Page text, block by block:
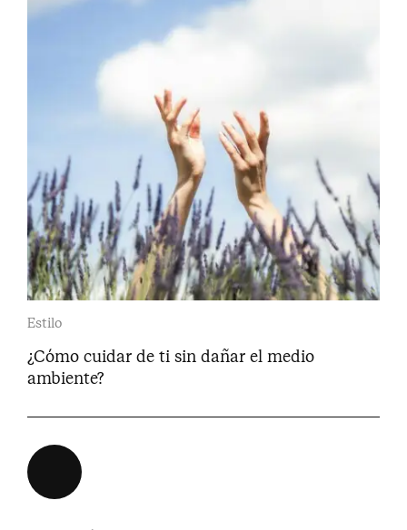
Estilo
¿Cómo cuidar de ti sin dañar el medio
ambiente?